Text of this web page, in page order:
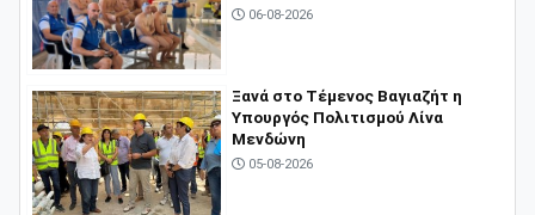
06-08-2026
Ξανά στο Τέμενος Βαγιαζήτ η
Υπουργός Πολιτισμού Λίνα
Μενδώνη
05-08-2026